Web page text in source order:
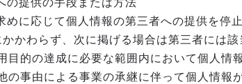
めに応じて個人情報の第三者への提供を停
かわらず、次に掲げる場合は第三者には該
目的の達成に必要な範囲内において個人情
の事由による事業の承継に伴って個人情報